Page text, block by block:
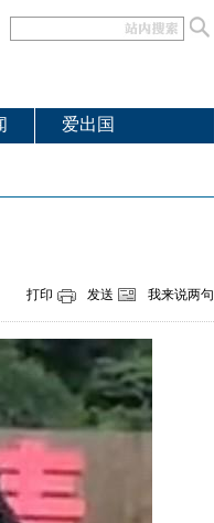
爱出国
打印 发送 我来说两句